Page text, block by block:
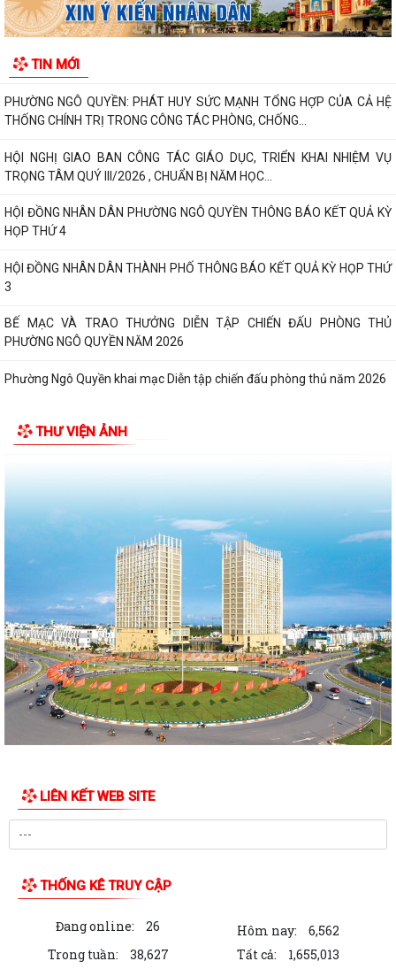
TIN MỚI
Phường Ngô Quyền đẩy mạnh công tác phòng, chống ma túy và nhân
rộng các mô hình an ninh trật tự tại...
THƯ CẢM ƠN – NIỀM TIN CỦA NHÂN DÂN DÀNH CHO CHÍNH QUYỀN
PHƯỜNG NGÔ QUYỀN: PHÁT HUY SỨC MẠNH TỔNG HỢP CỦA CẢ HỆ
THỐNG CHÍNH TRỊ TRONG CÔNG TÁC PHÒNG, CHỐNG...
HỘI NGHỊ GIAO BAN CÔNG TÁC GIÁO DỤC, TRIỂN KHAI NHIỆM VỤ
TRỌNG TÂM QUÝ III/2026 , CHUẨN BỊ NĂM HỌC...
HỘI ĐỒNG NHÂN DÂN PHƯỜNG NGÔ QUYỀN THÔNG BÁO KẾT QUẢ KỲ
HỌP THỨ 4
HỘI ĐỒNG NHÂN DÂN THÀNH PHỐ THÔNG BÁO KẾT QUẢ KỲ HỌP THỨ
3
BẾ MẠC VÀ TRAO THƯỞNG DIỄN TẬP CHIẾN ĐẤU PHÒNG THỦ
PHƯỜNG NGÔ QUYỀN NĂM 2026
Phường Ngô Quyền khai mạc Diễn tập chiến đấu phòng thủ năm 2026
THƯ TRI ÂN GIA ĐÌNH CÁC ANH HÙNG LIỆT...
Phường Ngô Quyền: Chuỗi hoạt động tri ân, “Đền ơn đáp nghĩa” thiết
thực nhân kỷ niệm 79 năm Ngày...
PHƯỜNG NGÔ QUYỀN TỔ CHỨC HỘI NGHỊ TRAO TẶNG ẢNH PHỤC CHẾ
LIỆT SĨ VÀ TẶNG QUÀ CHO CÁC HỘ GIA ĐÌNH...
ỦY BAN NHÂN DÂN PHƯỜNG NGÔ QUYỀN THÔNG TIN Về việc cưỡng
chế cưỡng chế 02 tổ chức để thu hồi nhà là...
PHƯỜNG NGÔ QUYỀN THĂM HỎI, TẶNG QUÀ GIA ĐÌNH CHÍNH SÁCH,
NGƯỜI CÓ CÔNG NHÂN DỊP 27/7
PHƯỜNG NGÔ QUYỀN VIẾNG NGHĨA TRANG LIỆT SĨ NHÂN KỶ NIỆM 79
NĂM NGÀY THƯƠNG BINH LIỆT SĨ 27/7
UBND PHƯỜNG NGÔ QUYỀN THÔNG BÁO THỜI GIAN TỔ CHỨC HỘI
NGHỊ ĐỐI THOẠI DOANH NGHIỆP, HỘ KINH DOANH,...
PHƯỜNG NGÔ QUYỀN TỔ CHỨC GIAO BAN TỔ DÂN PHỐ SAU SẮP XẾP,
HỘI ĐỒNG NHÂN DÂN PHƯỜNG NGÔ QUYỀN THÔNG BÁO KẾT QUẢ KỲ
PHƯỜNG NGÔ QUYỀN TUYÊN TRUYỀN VẬN ĐỘNG TỔ CHỨC, CÁ NHÂN
THƯ VIỆN ẢNH
LIÊN KẾT WEB SITE
THỐNG KÊ TRUY CẬP
Đang online: 26 Hôm nay:
6,562
Trong tuần:
38,627 Tất cả: 1,655,013